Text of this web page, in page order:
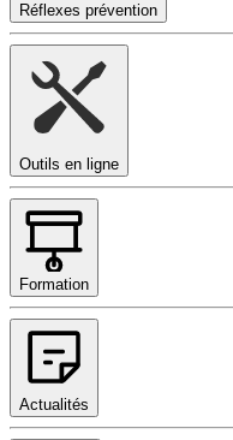
Réflexes prévention
Outils en ligne
Formation
Actualités